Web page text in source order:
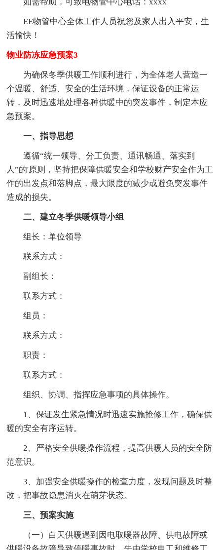
如需帮助，可致电物管中心电话：xxxx
EE物管中心全体工作人员祝您及家人出入平安，生
活愉快！
物业防冻应急预案3
为确保冬季供暖工作顺利进行，为全体老人营造一
个温暖、舒适、安全的生活环境，保证设备的正常运
转，及时迅速地处理各种供暖中的突发事件，制定本应
急预案。
一、指导思想
遵循“统一领导、分工负责、通讯畅通、落实到
人”的'原则，坚持把保障供暖安全和学校财产安全作为工
作的出发点和落脚点，最大限度的减少或避免突发事件
造成的损失。
二、建立冬季供暖领导小组
组长：单位领导
联系方式：
副组长：
联系方式：
组员：
联系方式：
职责：
联系方式：
组织、协调、指挥应急事项的具体操作。
1、保证发生紧急情况时迅速实施抢修工作，确保供
暖的安全有序运转。
2、严格安全供暖操作流程，提高供暖人员的安全防
范意识。
3、加强安全供暖操作的检查力度，发现问题及时整
改，把事故隐患消灭在萌芽状态。
三、预案实施
（一）白天供暖遇到因电取暖器故障、供电故障或